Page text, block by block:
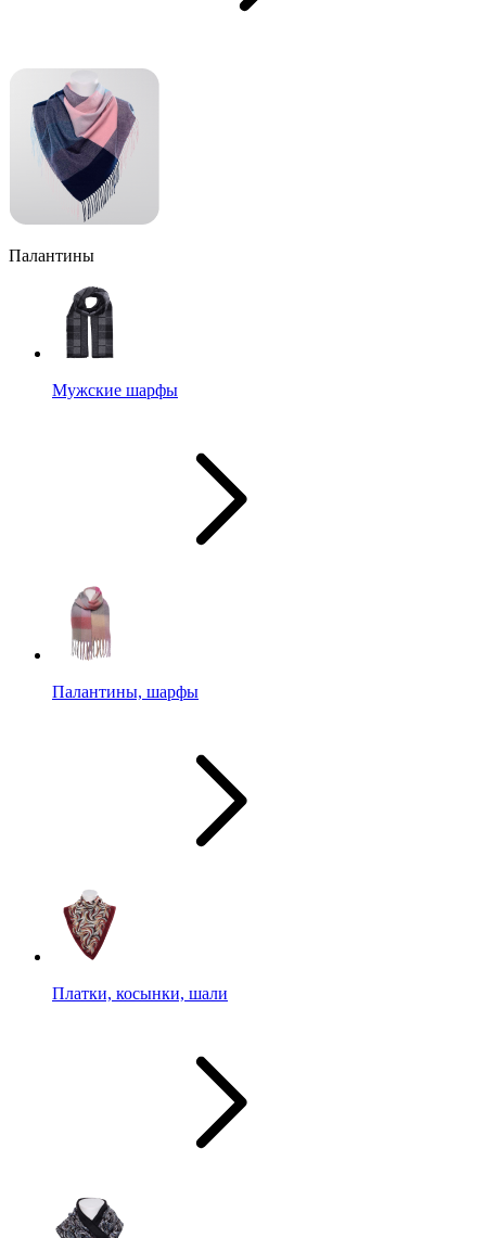
Палантины
Мужские шарфы
Палантины, шарфы
Платки, косынки, шали